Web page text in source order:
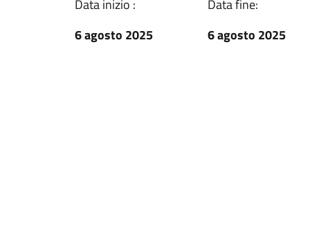
Data inizio :
6 agosto 2025
Data fine:
6 agosto 2025